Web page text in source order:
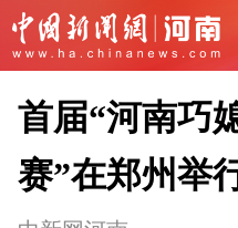
首届“河南巧
赛”在郑州举